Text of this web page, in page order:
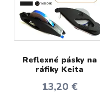
Reflexné pásky na
ráfiky Keita
13,20 €